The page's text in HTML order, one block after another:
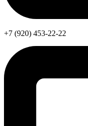
+7 (920) 453-22-22